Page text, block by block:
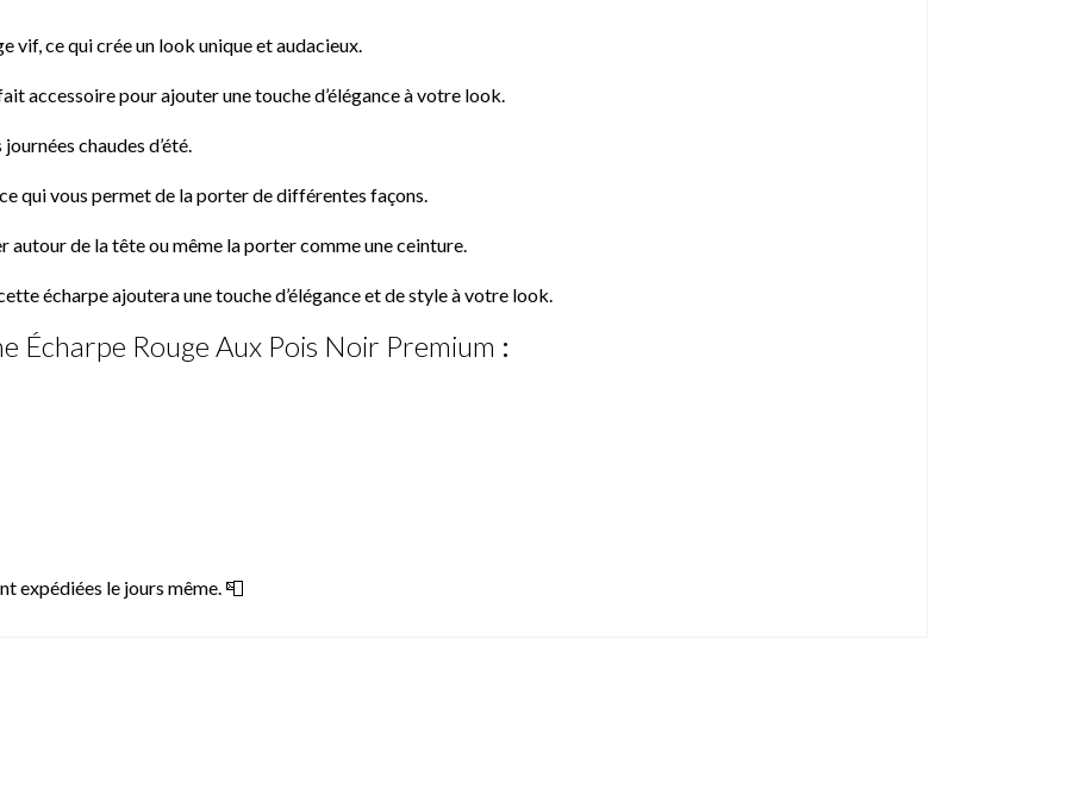
vif, ce qui crée un look unique et audacieux.
accessoire pour ajouter une touche d’élégance à votre look.
chaudes d’été.
qui vous permet de la porter de différentes façons.
autour de la tête ou même la porter comme une ceinture.
écharpe ajoutera une touche d’élégance et de style à votre look.
Écharpe Rouge Aux Pois Noir Premium :
expédiées le jours même. 📮